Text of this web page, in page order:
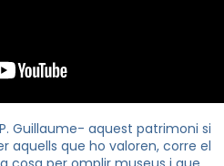
Guillaume- aquest patrimoni si
aquells que ho valoren, corre el